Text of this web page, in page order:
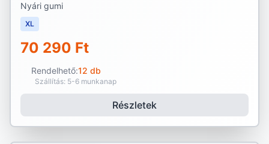
Nyári gumi
XL
70 290 Ft
Rendelhető:12 db
Szállítás: 5-6 munkanap
Részletek